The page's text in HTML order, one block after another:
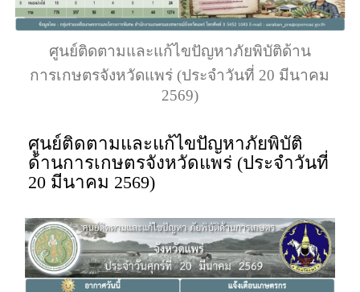
ศูนย์ติดตามและแก้ไขปัญหาภัยพิบัติด้าน
การเกษตรจังหวัดแพร่ (ประจำวันที่ 20 มีนาคม
2569)
ศูนย์ติดตามและแก้ไขปัญหาภัยพิบัติ
ด้านการเกษตรจังหวัดแพร่ (ประจำวันที่
20 มีนาคม 2569)